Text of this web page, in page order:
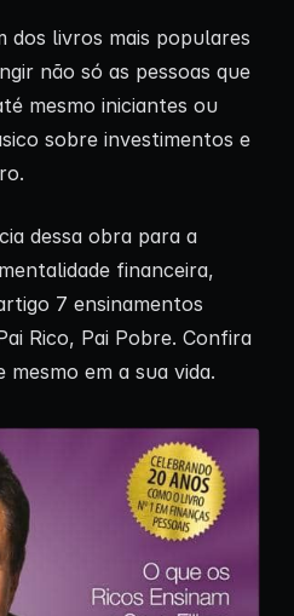
dos livros mais populares
não só as pessoas que
mesmo iniciantes ou
sobre investimentos e
dessa obra para a
financeira,
7 ensinamentos
Rico, Pai Pobre. Confira
em a sua vida.